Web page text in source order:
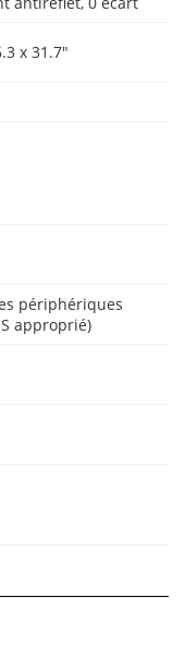
x 31.7″
périphériques
approprié)